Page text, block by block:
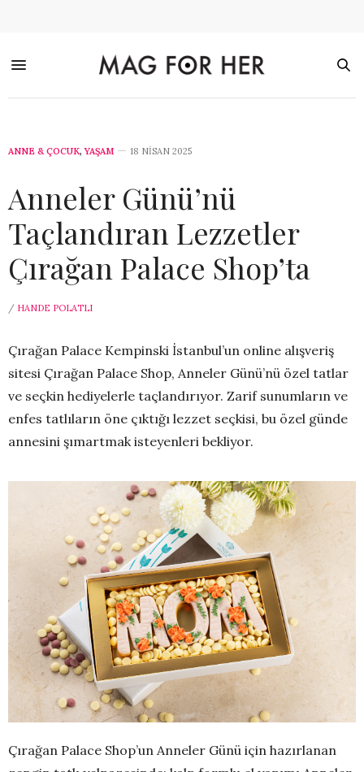
ANNE & ÇOCUK, YAŞAM 18 NISAN 2025
Anneler Günü’nü
Taçlandıran Lezzetler
Çırağan Palace Shop’ta
/ HANDE POLATLI
Çırağan Palace Kempinski İstanbul’un online alışveriş
sitesi Çırağan Palace Shop, Anneler Günü’nü özel tatlar
ve seçkin hediyelerle taçlandırıyor. Zarif sunumların ve
enfes tatlıların öne çıktığı lezzet seçkisi, bu özel günde
annesini şımartmak isteyenleri bekliyor.
Çırağan Palace Shop’un Anneler Günü için hazırlanan